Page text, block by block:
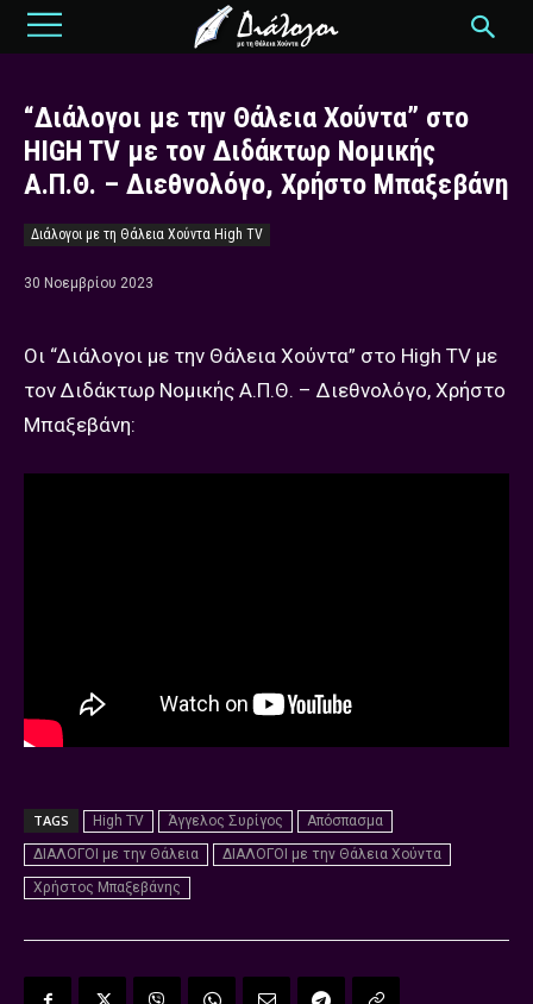
“Διάλογοι με την Θάλεια Χούντα” στο
HIGH TV με τον Διδάκτωρ Νομικής
Α.Π.Θ. – Διεθνολόγο, Χρήστο Μπαξεβάνη
Διάλογοι με τη Θάλεια Χούντα High TV
30 Νοεμβρίου 2023
Οι “Διάλογοι με την Θάλεια Χούντα” στο High TV με
τον Διδάκτωρ Νομικής Α.Π.Θ. – Διεθνολόγο, Χρήστο
Μπαξεβάνη:
TAGS High TV Άγγελος Συρίγος
Απόσπασμα
ΔΙΑΛΟΓΟΙ με την Θάλεια
ΔΙΑΛΟΓΟΙ με την Θάλεια Χούντα
Χρήστος Μπαξεβάνης